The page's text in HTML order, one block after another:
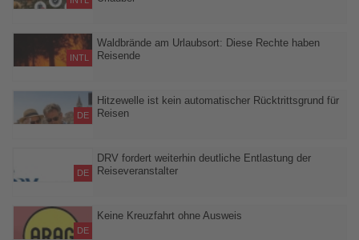
bei Stornierungen, Evakuierungen und vorzeitiger Heimreise
achten sollten
INTL
Waldbrände am Urlaubsort: Diese Rechte haben
Reisende
kostenlos stornieren oder ihre Reise vorzeitig beenden
DE
Hitzewelle ist kein automatischer Rücktrittsgrund für
Reisen
versicherten Ereignissen wie einer unerwarteten schweren
Erkrankung
DE
DRV fordert weiterhin deutliche Entlastung der
Reiseveranstalter
die unabhängige Rechtsprechung
DE
Keine Kreuzfahrt ohne Ausweis